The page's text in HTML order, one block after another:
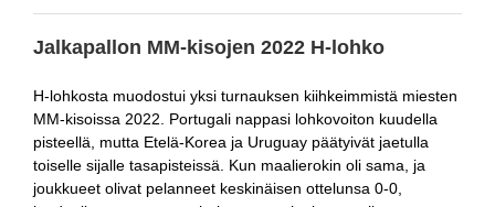
Jalkapallon MM-kisojen 2022 H-lohko
H-lohkosta muodostui yksi turnauksen kiihkeimmistä miesten
MM-kisoissa 2022. Portugali nappasi lohkovoiton kuudella
pisteellä, mutta Etelä-Korea ja Uruguay päätyivät jaetulla
toiselle sijalle tasapisteissä. Kun maalierokin oli sama, ja
joukkueet olivat pelanneet keskinäisen ottelunsa 0-0,